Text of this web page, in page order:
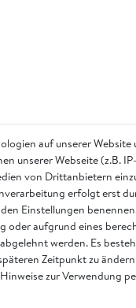
auf unserer
unserer Webseite (z.B.
von Drittanbietern
erfolgt erst
Einstellungen
oder aufgrund eines
werden. Es
Zeitpunkt zu
zur Verwendung